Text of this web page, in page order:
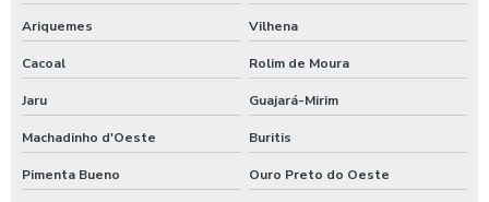
Ariquemes Vilhena
Cacoal Rolim de Moura
Jaru Guajará-Mirim
Machadinho d'Oeste Buritis
Pimenta Bueno Ouro Preto do Oeste